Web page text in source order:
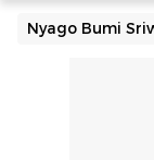
Nyago Bumi